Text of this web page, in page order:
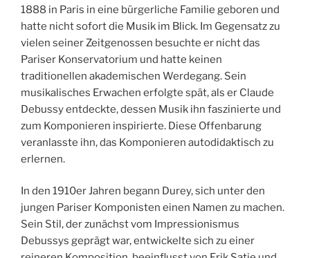
1888 in Paris in eine bürgerliche Familie geboren und
hatte nicht sofort die Musik im Blick. Im Gegensatz zu
vielen seiner Zeitgenossen besuchte er nicht das
Pariser Konservatorium und hatte keinen
traditionellen akademischen Werdegang. Sein
musikalisches Erwachen erfolgte spät, als er Claude
Debussy entdeckte, dessen Musik ihn faszinierte und
zum Komponieren inspirierte. Diese Offenbarung
veranlasste ihn, das Komponieren autodidaktisch zu
erlernen.
In den 1910er Jahren begann Durey, sich unter den
jungen Pariser Komponisten einen Namen zu machen.
Sein Stil, der zunächst vom Impressionismus
Debussys geprägt war, entwickelte sich zu einer